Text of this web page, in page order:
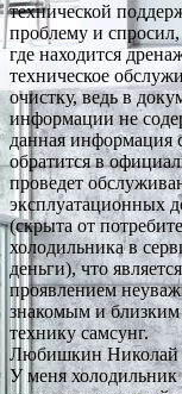
технической
проблему и
где находится
техническое
очистку, ведь в
информации не
данная информация
обратится в
проведет
эксплуатационных
(скрыта от
холодильника в
деньги), что
проявлением
знакомым и
технику самсунг.
Любишкин Николай
У меня